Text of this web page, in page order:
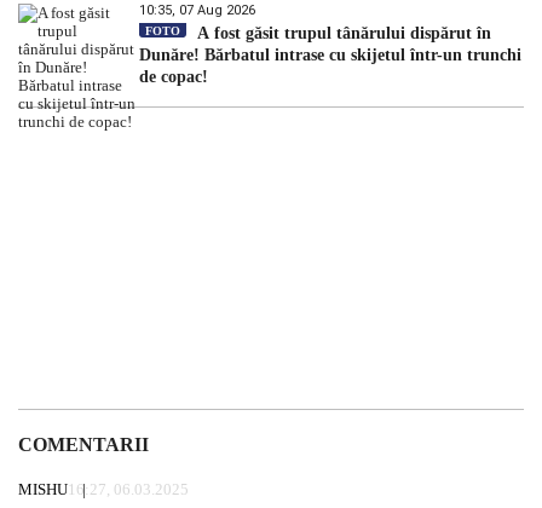
10:35, 07 Aug 2026
FOTO
A fost găsit trupul tânărului dispărut în
Dunăre! Bărbatul intrase cu skijetul într-un trunchi
de copac!
COMENTARII
MISHU16:27, 06.03.2025